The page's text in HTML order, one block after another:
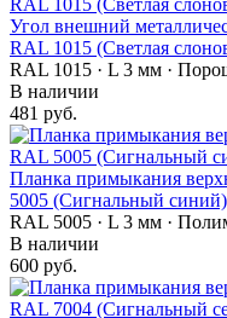
Угол внешний
RAL 1015 (Светлая
RAL 1015 · L 3 мм ·
В наличии
481 руб.
Планка примыкания
5005 (Сигнальный синий)
RAL 5005 · L 3 мм ·
В наличии
600 руб.